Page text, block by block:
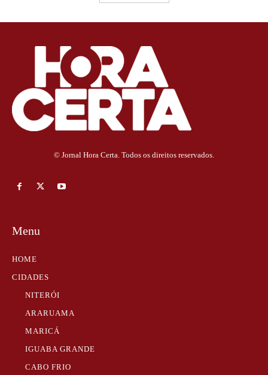
© Jornal Hora Certa. Todos os direitos reservados.
Menu
HOME
CIDADES
NITERÓI
ARARUAMA
MARICÁ
IGUABA GRANDE
CABO FRIO